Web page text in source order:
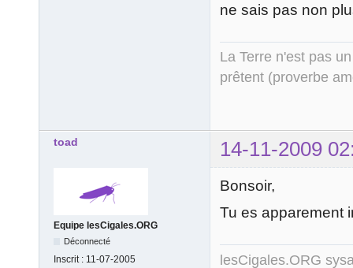
ne sais pas non
La Terre n'est pas
prêtent (proverbe
toad 14-11-2009
Equipe lesCigales.ORG
Déconnecté
Inscrit : 11-07-2005
Bonsoir,
Tu es apparement
lesCigales.ORG